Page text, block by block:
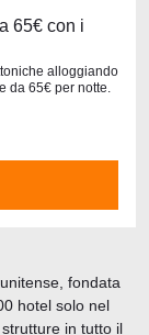
65€ con i
alloggiando
da 65€ per notte.
fondata
hotel solo nel
in tutto il